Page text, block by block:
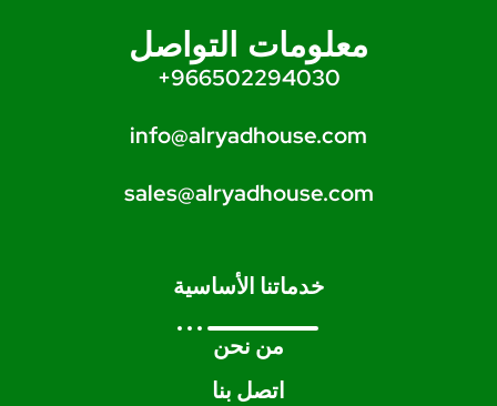
معلومات التواصل
966502294030+
info@alryadhouse.com
sales@alryadhouse.com
خدماتنا الأساسية
من نحن
اتصل بنا